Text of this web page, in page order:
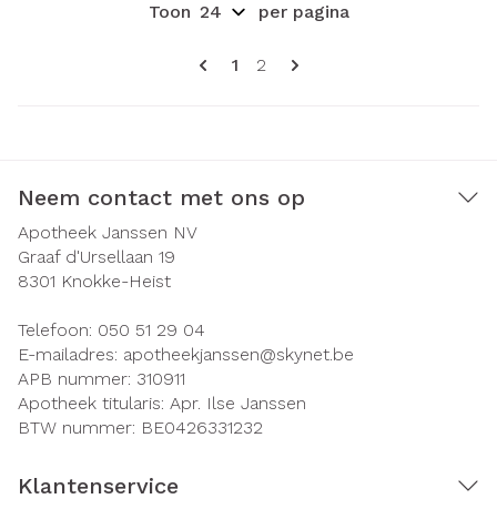
Pagina's
U lees momenteel pagina
1 Pagina
2
Toon per pagina
Neem contact met ons op
Apotheek Janssen NV
Graaf d'Ursellaan 19
8301 Knokke-Heist
Telefoon: 050 51 29 04
E-mailadres: apotheekjanssen@skynet.be
APB nummer: 310911
Apotheek titularis: Apr. Ilse Janssen
BTW nummer: BE0426331232
Klantenservice